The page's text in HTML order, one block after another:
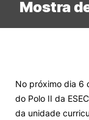
Candidatos
Investigação
Alunos
Mostra
No próximo dia 6
do Polo II da
da unidade